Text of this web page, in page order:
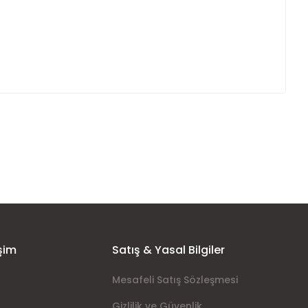
Satış & Yasal Bilgiler
Mesafeli Satış Sözleşmesi